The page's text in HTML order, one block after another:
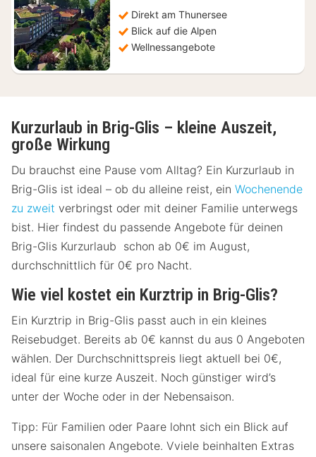
€
Direkt am Thunersee
Blick auf die Alpen
Wellnessangebote
Kurzurlaub in Brig-Glis – kleine Auszeit,
große Wirkung
Du brauchst eine Pause vom Alltag? Ein Kurzurlaub in
Brig-Glis ist ideal – ob du alleine reist, ein Wochenende
zu zweit verbringst oder mit deiner Familie unterwegs
bist. Hier findest du passende Angebote für deinen
Brig-Glis Kurzurlaub schon ab 0€ im August,
durchschnittlich für 0€ pro Nacht.
Wie viel kostet ein Kurztrip in Brig-Glis?
Ein Kurztrip in Brig-Glis passt auch in ein kleines
Reisebudget. Bereits ab 0€ kannst du aus 0 Angeboten
wählen. Der Durchschnittspreis liegt aktuell bei 0€,
ideal für eine kurze Auszeit. Noch günstiger wird’s
unter der Woche oder in der Nebensaison.
Tipp: Für Familien oder Paare lohnt sich ein Blick auf
unsere saisonalen Angebote. Vviele beinhalten Extras